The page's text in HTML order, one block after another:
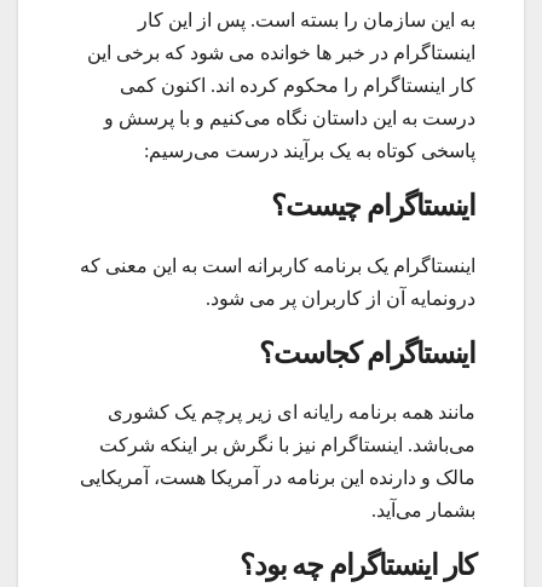
به این سازمان را بسته است. پس از این کار
اینستاگرام در خبر ها خوانده می شود که برخی این
کار اینستاگرام را محکوم کرده اند. اکنون کمی
درست به این داستان نگاه می‌کنیم و با پرسش و
پاسخی کوتاه به یک برآیند درست می‌رسیم:
اینستاگرام چیست؟
اینستاگرام یک برنامه کاربرانه است به این معنی که
درونمایه آن از کاربران پر می شود.
اینستاگرام کجاست؟
مانند همه برنامه رایانه ای زیر پرچم یک کشوری
می‌باشد. اینستاگرام نیز با نگرش بر اینکه شرکت
مالک و دارنده این برنامه در آمریکا هست، آمریکایی
بشمار می‌آید.
کار اینستاگرام چه بود؟